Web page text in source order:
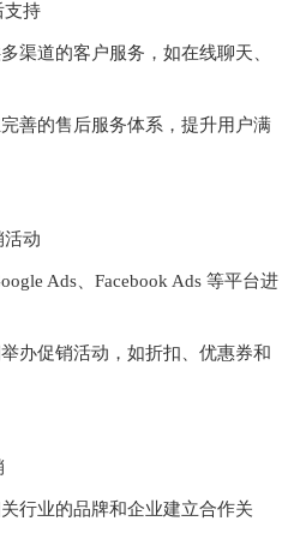
支持
渠道的客户服务，如在线聊天、
善的售后服务体系，提升用户满
活动
Ads、Facebook Ads 等平台进
办促销活动，如折扣、优惠券和
行业的品牌和企业建立合作关